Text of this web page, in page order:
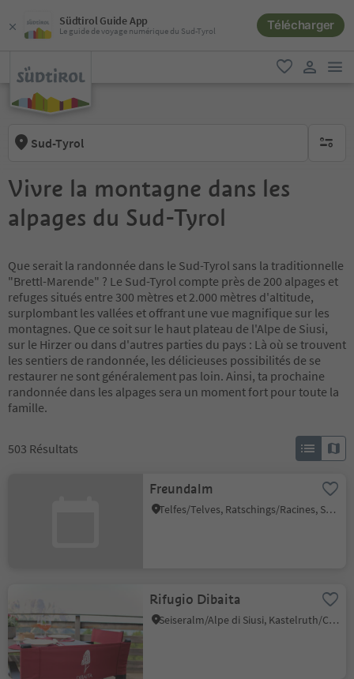
Südtirol Guide App
Le guide de voyage numérique du Sud-Tyrol Télécharger
favori
Sud-Tyrol aucun
Vivre la montagne dans les
alpages du Sud-Tyrol
Que serait la randonnée dans le Sud-Tyrol sans la traditionnelle
"Brettl-Marende" ? Le Sud-Tyrol compte près de 200 alpages et
refuges situés entre 300 mètres et 2.000 mètres d'altitude,
surplombant les vallées et offrant une vue magnifique sur les
montagnes. Que ce soit sur le haut plateau de l'Alpe de Siusi,
sur le Hirzer ou dans d'autres parties du pays : Là où se trouvent
les sentiers de randonnée, les délicieuses possibilités de se
restaurer ne sont généralement pas loin. Ainsi, ta prochaine
randonnée dans les alpages sera un moment fort pour toute la
famille.
503 Résultats
Freundalm
Telfes/Telves, Ratschings/Racines, Sterzing/Vipiteno and environs
Rifugio Dibaita
Seiseralm/Alpe di Siusi, Kastelruth/Castelrotto, Dolomites Region Seiser Alm